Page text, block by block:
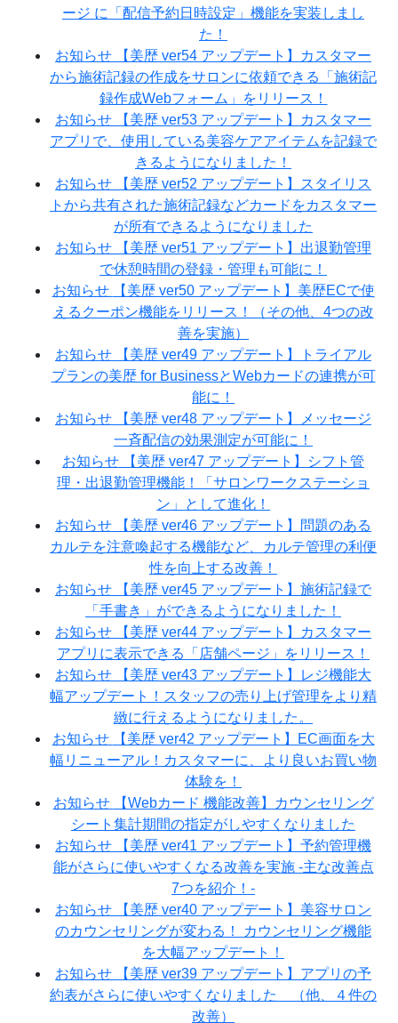
ージ に「配信予約日時設定」機能を実装しまし
た！
お知らせ
【美歴 ver54 アップデート】カスタマー
から施術記録の作成をサロンに依頼できる「施術記
録作成Webフォーム」をリリース！
お知らせ
【美歴 ver53 アップデート】カスタマー
アプリで、使用している美容ケアアイテムを記録で
きるようになりました！
お知らせ
【美歴 ver52 アップデート】スタイリス
トから共有された施術記録などカードをカスタマー
が所有できるようになりました
お知らせ
【美歴 ver51 アップデート】出退勤管理
で休憩時間の登録・管理も可能に！
お知らせ
【美歴 ver50 アップデート】美歴ECで使
えるクーポン機能をリリース！（その他、4つの改
善を実施）
お知らせ
【美歴 ver49 アップデート】トライアル
プランの美歴 for BusinessとWebカードの連携が可
能に！
お知らせ
【美歴 ver48 アップデート】メッセージ
一斉配信の効果測定が可能に！
お知らせ
【美歴 ver47 アップデート】シフト管
理・出退勤管理機能！「サロンワークステーショ
ン」として進化！
お知らせ
【美歴 ver46 アップデート】問題のある
カルテを注意喚起する機能など、カルテ管理の利便
性を向上する改善！
お知らせ
【美歴 ver45 アップデート】施術記録で
「手書き」ができるようになりました！
お知らせ
【美歴 ver44 アップデート】カスタマー
アプリに表示できる「店舗ページ」をリリース！
お知らせ
【美歴 ver43 アップデート】レジ機能大
幅アップデート！スタッフの売り上げ管理をより精
緻に行えるようになりました。
お知らせ
【美歴 ver42 アップデート】EC画面を大
幅リニューアル！カスタマーに、より良いお買い物
体験を！
お知らせ
【Webカード 機能改善】カウンセリング
シート集計期間の指定がしやすくなりました
お知らせ
【美歴 ver41 アップデート】予約管理機
能がさらに使いやすくなる改善を実施 -主な改善点
7つを紹介！-
お知らせ
【美歴 ver40 アップデート】美容サロン
のカウンセリングが変わる！ カウンセリング機能
を大幅アップデート！
お知らせ
【美歴 ver39 アップデート】アプリの予
約表がさらに使いやすくなりました （他、４件の
改善）